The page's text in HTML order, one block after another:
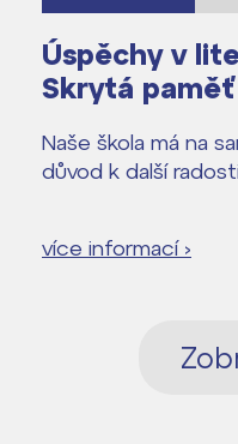
Úspěchy v
Skrytá
Naše škola má na
důvod k další
více informací ›